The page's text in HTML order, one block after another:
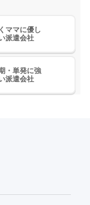
ママに優し
派遣会社
・単発に強
派遣会社